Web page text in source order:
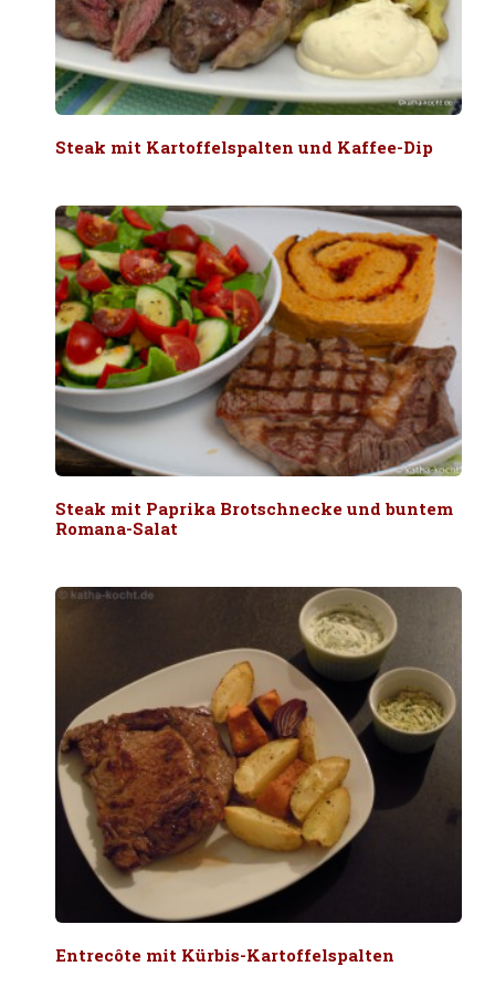
Steak mit Kartoffelspalten und Kaffee-Dip
Steak mit Paprika Brotschnecke und buntem
Romana-Salat
Entrecôte mit Kürbis-Kartoffelspalten